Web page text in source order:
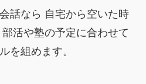
話なら 自宅から空いた時
活や塾の予定に合わせて
を組めます。